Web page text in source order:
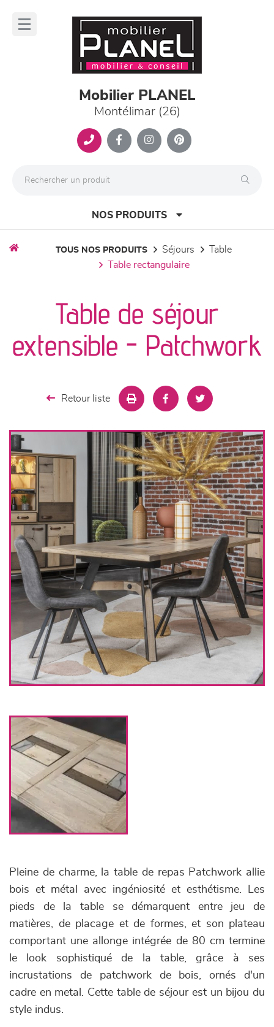
Mobilier PLANEL
Montélimar (26)
NOS PRODUITS
meubles de complément
décoration
TOUS NOS PRODUITS séjours
table
table rectangulaire
Table de séjour
extensible - Patchwork
Retour liste
Pleine de charme, la table de repas Patchwork allie
bois et métal avec ingéniosité et esthétisme. Les
pieds de la table se démarquent entre jeu de
matières, de placage et de formes, et son plateau
comportant une allonge intégrée de 80 cm termine
le look sophistiqué de la table, grâce à ses
incrustations de patchwork de bois, ornés d'un
cadre en metal. Cette table de séjour est un bijou du
style indus.